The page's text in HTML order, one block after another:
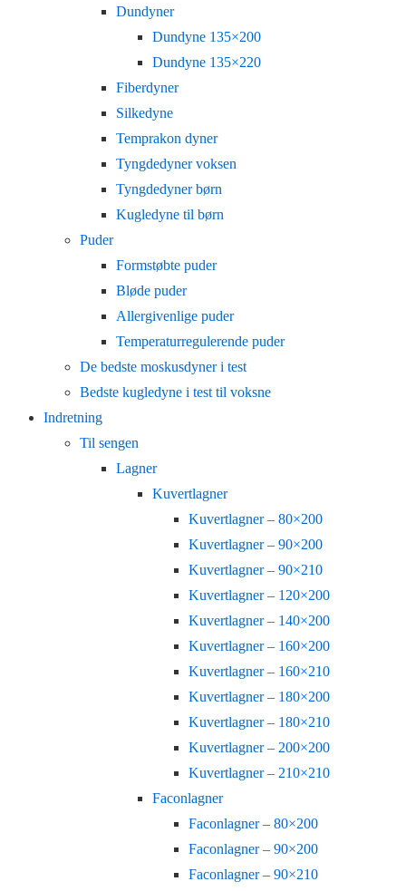
Dundyner
Dundyne 135×200
Dundyne 135×220
Fiberdyner
Silkedyne
Temprakon dyner
Tyngdedyner voksen
Tyngdedyner børn
Kugledyne til børn
Puder
Formstøbte puder
Bløde puder
Allergivenlige puder
Temperaturregulerende puder
De bedste moskusdyner i test
Bedste kugledyne i test til voksne
Indretning
Til sengen
Lagner
Kuvertlagner
Kuvertlagner – 80×200
Kuvertlagner – 90×200
Kuvertlagner – 90×210
Kuvertlagner – 120×200
Kuvertlagner – 140×200
Kuvertlagner – 160×200
Kuvertlagner – 160×210
Kuvertlagner – 180×200
Kuvertlagner – 180×210
Kuvertlagner – 200×200
Kuvertlagner – 210×210
Faconlagner
Faconlagner – 80×200
Faconlagner – 90×200
Faconlagner – 90×210